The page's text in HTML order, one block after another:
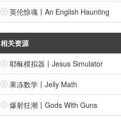
英伦惊魂丨An English Haunting
相关资源
耶稣模拟器丨Jesus Simulator
果冻数学丨Jelly Math
爆射狂潮丨Gods With Guns